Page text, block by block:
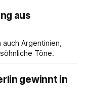
aus
Argentinien,
Töne.
gewinnt in